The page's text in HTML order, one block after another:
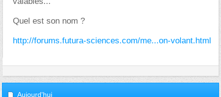
Quel est son nom ?
http://forums.futura-sciences.com/me...on-volant.html
Aujourd'hui